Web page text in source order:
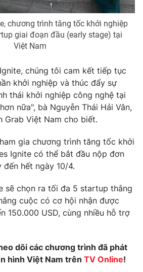
VTV8
English
Truyền hình Việt Nam
VTV
in và báo điện tử số 483/GP-BTTTT
931 - 024.38 355 932
chương trình tăng tốc khởi nghiệp
giai đoạn đầu (early stage) tại
Việt Nam
chúng tôi cam kết tiếp tục
khởi nghiệp và thúc đẩy sự
thái khởi nghiệp công nghệ tại
nữa", bà Nguyễn Thái Hải Vân,
Grab Việt Nam cho biết.
gia chương trình tăng tốc khởi
Ignite có thể bắt đầu nộp đơn
hết ngày 10/4.
sẽ chọn ra tối đa 5 startup thắng
cuộc có cơ hội nhận được
150.000 USD, cùng nhiều hỗ trợ
dõi các chương trình đã phát
hình Việt Nam trên TV Online!